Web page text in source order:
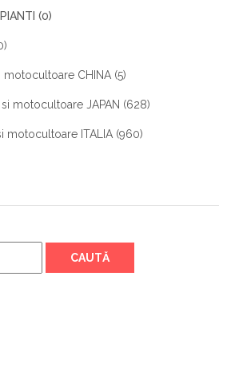
(0)
motocultoare CHINA (5)
motocultoare JAPAN (628)
motocultoare ITALIA (960)
CAUTĂ